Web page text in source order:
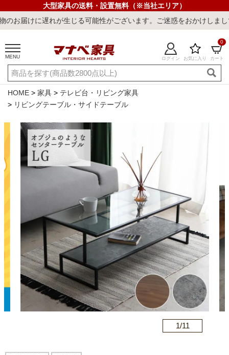
大型家具の送料・設置無料（※当社エリア）
が生じる可能性がございます。ご迷惑をおかけしまして誠に申し
MENU ログイン お気に入り カート
0
ご利用ガイド 新規会員登録
店舗一覧 閲覧履歴
よくある質問
キーワード・商品番号で探す
冷感ラグ 冷感寝具 ワークデスク ウィルトンラ
カテゴリから探す
ソファ
HOME 家具
テレビ台・リビング家具
リビングテーブル・サイドテーブル
1/11